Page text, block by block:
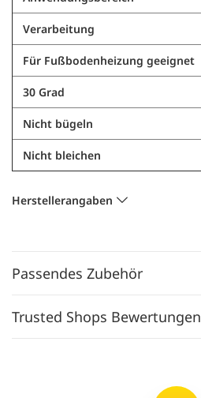
Verarbeitung
Für Fußbodenheizung geeignet
30 Grad
Nicht bügeln
Nicht bleichen
Herstellerangaben
Passendes Zubehör
Trusted Shops Bewertungen